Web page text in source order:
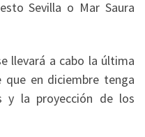
Sevilla o Mar Saura
llevará a cabo la última
en diciembre tenga
y la proyección de los